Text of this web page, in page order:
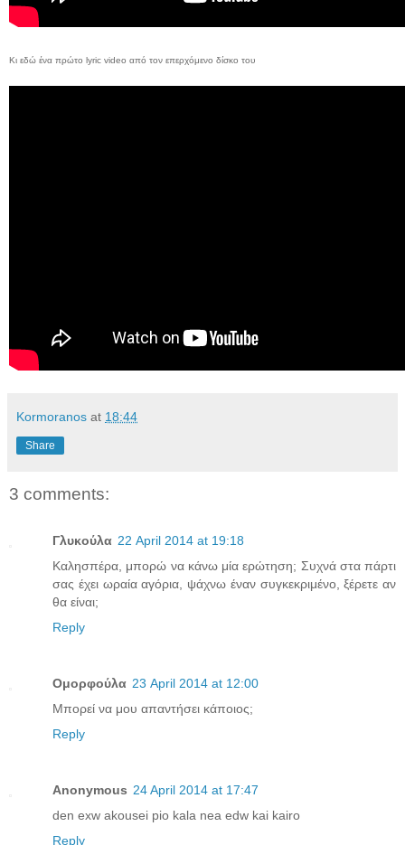
Κι εδώ ένα πρώτο lyric video από τον επερχόμενο δίσκο του
Kormoranos at 18:44
Share
3 comments:
Γλυκούλα 22 April 2014 at 19:18
Καλησπέρα, μπορώ να κάνω μία ερώτηση; Συχνά στα πάρτι
σας έχει ωραία αγόρια, ψάχνω έναν συγκεκριμένο, ξέρετε αν
θα είναι;
Reply
Ομορφούλα 23 April 2014 at 12:00
Μπορεί να μου απαντήσει κάποιος;
Reply
Anonymous 24 April 2014 at 17:47
den exw akousei pio kala nea edw kai kairo
Reply